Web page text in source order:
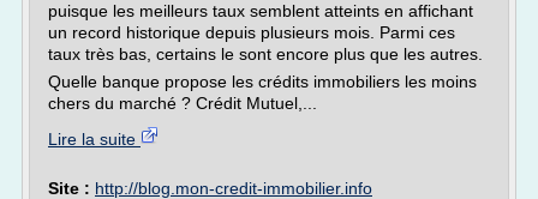
puisque les meilleurs taux semblent atteints en affichant
un record historique depuis plusieurs mois. Parmi ces
taux très bas, certains le sont encore plus que les autres.
Quelle banque propose les crédits immobiliers les moins
chers du marché ? Crédit Mutuel,...
Lire la suite
Site : http://blog.mon-credit-immobilier.info